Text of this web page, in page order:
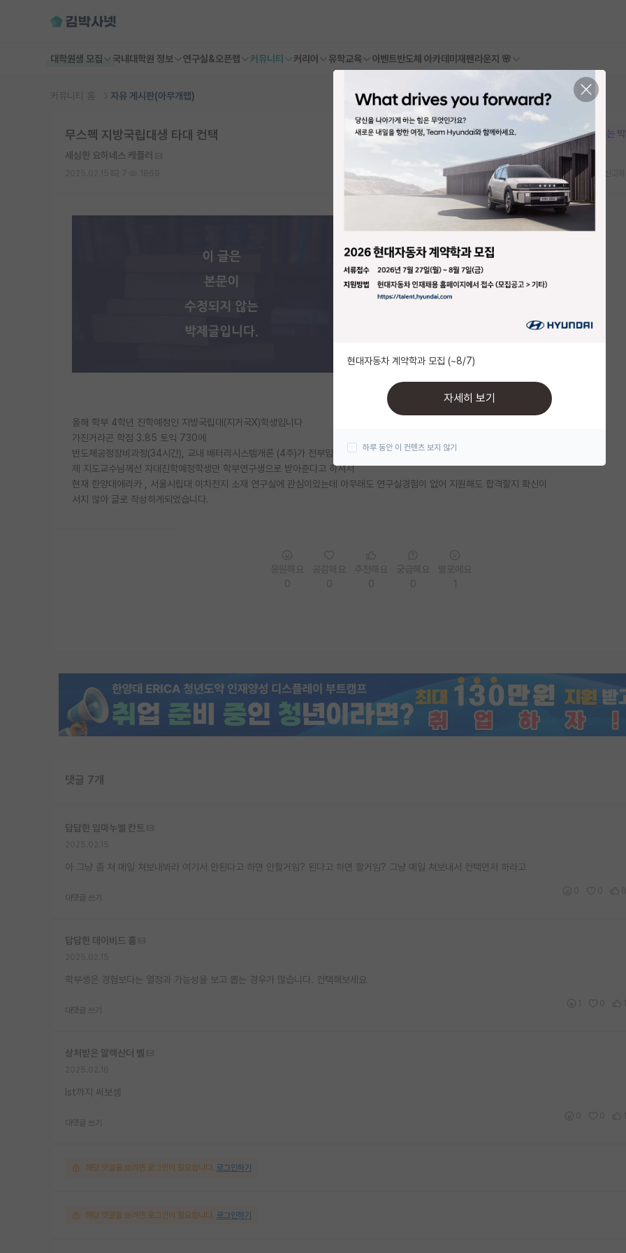
대학원생 모집 국내대학원 정보 연구실&오픈랩 커뮤니티 커리어 유학교육 이벤트반도체 아카데미 재팬라운지 🌸
커뮤니티 홈 자유 게시판(아무개랩)
본문이 수정되지 않는
무스펙 지방국립대생 타대 컨택
세심한 요하네스 케플러
스크랩
올해 학부 4학년 진학예정인 지방국립대(지거국X)학생입니다
가진거라곤 학점 3.85 토익 730에
반도체공정장비과정(34시간), 교내 배터리시스템개론 (4주)가 전부입니다..
제 지도교수님께선 자대진학예정학생만 학부연구생으로 받아준다고 하셔서
현재 한양대에리카 , 서울시립대 이차전지 소재 연구실에 관심이있는데 아무래도 연구실경험이 없어 지원해도 합격할지 확신이
서지 않아 글로 작성하게되었습니다.
댓글 7개
답답한 임마누엘 칸트
아 그냥 좀 쳐 메일 쳐보내봐라 여기서 안된다고 하면 안할거임? 된다고 하면 할거임? 그냥 메일 쳐보내서 컨택먼저 하라고
대댓글 쓰기
답답한 데이비드 흄
학부생은 경험보다는 열정과 가능성을 보고 뽑는 경우가 많습니다. 컨택해보세요
대댓글 쓰기
상처받은 알렉산더 벨
Ist까지 써보셈
대댓글 쓰기
해당 댓글을 보려면 로그인이 필요합니다. 로그인하기
해당 댓글을 보려면 로그인이 필요합니다. 로그인하기
현대자동차 계약학과 모집 (~8/7)
자세히 보기
하루 동안 이 컨텐츠 보지 않기